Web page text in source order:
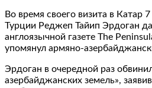
Во время своего визита в Катар
Турции Реджеп Тайип Эрдоган
англоязычной газете The
упомянул армяно-
Эрдоган в очередной раз
азербайджанских земель»,